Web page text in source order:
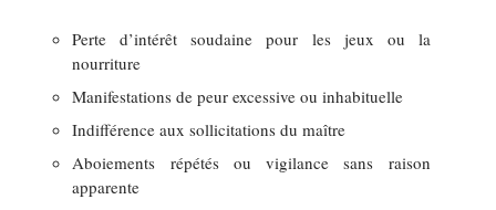
Perte d’intérêt soudaine pour les jeux ou la
nourriture
Manifestations de peur excessive ou inhabituelle
Indifférence aux sollicitations du maître
Aboiements répétés ou vigilance sans raison
apparente